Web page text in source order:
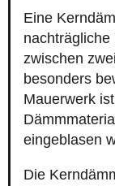
Eine
zwischen
besonders
Mauerwerk
eingeblasen
Die